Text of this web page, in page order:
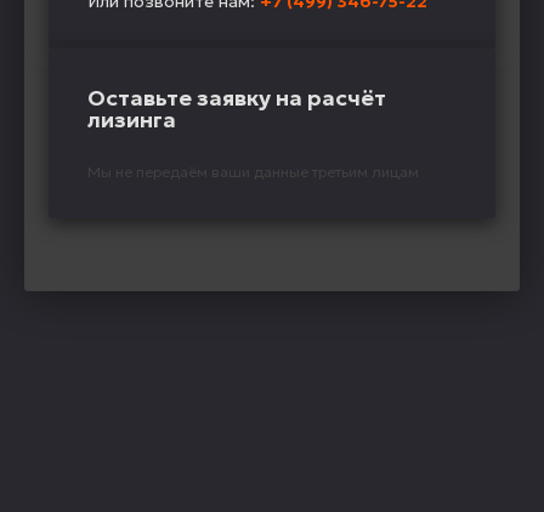
Оставьте заявку на расчёт
лизинга
Мы не передаём ваши данные третьим лицам